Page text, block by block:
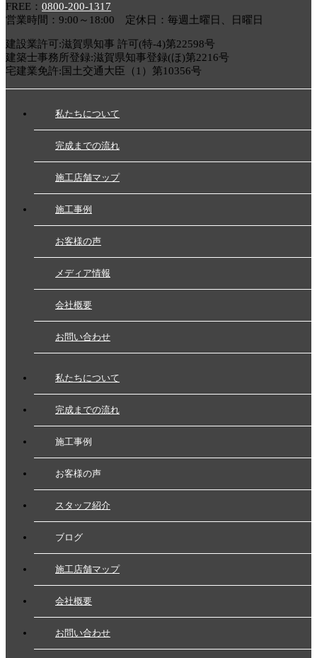
FREE： 0800-200-1317
営業時間：9:00～18:00 定休日：毎週土曜日、日曜日
建設業許可:滋賀県知事 許可(特-4)第22598号
建築士事務所登録:滋賀県知事登録(ほ)第2216号
宅建業免許:国土交通大臣（1）第10356号
私たちについて
完成までの流れ
施工店舗マップ
施工事例
お客様の声
メディア情報
会社概要
お問い合わせ
私たちについて
完成までの流れ
施工事例
お客様の声
スタッフ紹介
ブログ
施工店舗マップ
会社概要
お問い合わせ